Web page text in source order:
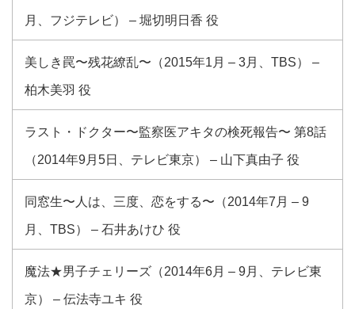
月、フジテレビ） – 堀切明日香 役
美しき罠〜残花繚乱〜（2015年1月 – 3月、TBS） –
柏木美羽 役
ラスト・ドクター〜監察医アキタの検死報告〜 第8話
（2014年9月5日、テレビ東京） – 山下真由子 役
同窓生〜人は、三度、恋をする〜（2014年7月 – 9
月、TBS） – 石井あけひ 役
魔法★男子チェリーズ（2014年6月 – 9月、テレビ東
京） – 伝法寺ユキ 役